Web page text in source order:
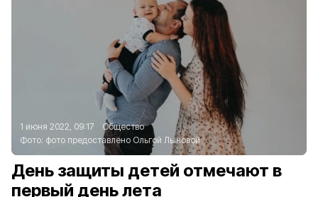
1 июня 2022, 09:17
Общество
Фото: фото предоставлено Ольгой Лыновой
День защиты детей отмечают в
первый день лета